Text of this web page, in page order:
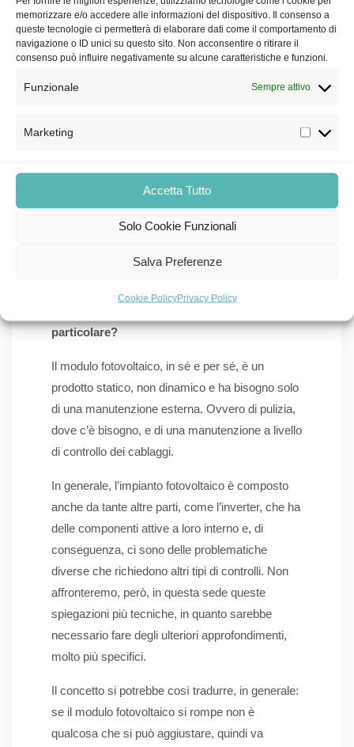
memorizzare e/o accedere alle informazioni del dispositivo. Il consenso a
queste tecnologie ci permetterà di elaborare dati come il comportamento di
navigazione o ID unici su questo sito. Non acconsentire o ritirare il
consenso può influire negativamente su alcune caratteristiche e funzioni.
Funzionale Sempre attivo
Marketing
Accetta Tutto
Solo Cookie Funzionali
Salva Preferenze
Cookie PolicyPrivacy Policy
nostri standard di certificazione interni sono
molto alti. Infatti i pannelli fotovoltaici LG vengono
sottoposti a molteplici processi di verifica,
normalmente vengono sottoposti i pannelli LG.
Le garanzie sui moduli fotovoltaici LG solar
Il gruppo LG si impegna per i prossimi 25 anni a
far valere queste garanzie.
5. I nuovi moduli fotovoltaici di LG, quindi,
molto oltre le comuni aspettative del cliente.
particolare?
Il modulo fotovoltaico, in sé e per sé, è un
prodotto statico, non dinamico e ha bisogno solo
di una manutenzione esterna. Ovvero di pulizia,
dove c’è bisogno, e di una manutenzione a livello
di controllo dei cablaggi.
In generale, l’impianto fotovoltaico è composto
anche da tante altre parti, come l’inverter, che ha
delle componenti attive a loro interno e, di
conseguenza, ci sono delle problematiche
diverse che richiedono altri tipi di controlli. Non
affronteremo, però, in questa sede queste
spiegazioni più tecniche, in quanto sarebbe
necessario fare degli ulteriori approfondimenti,
molto più specifici.
Il concetto si potrebbe così tradurre, in generale:
se il modulo fotovoltaico si rompe non è
qualcosa che si può aggiustare, quindi va